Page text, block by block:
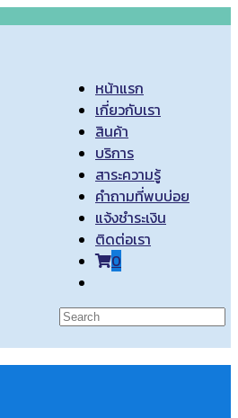
หน้าแรก
เกี่ยวกับเรา
สินค้า
บริการ
สาระความรู้
คำถามที่พบบ่อย
แจ้งชำระเงิน
ติดต่อเรา
0
website
search